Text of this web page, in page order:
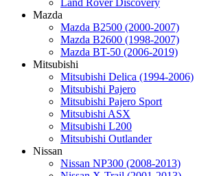
Land Rover Discovery
Mazda
Mazda B2500 (2000-2007)
Mazda B2600 (1998-2007)
Mazda BT-50 (2006-2019)
Mitsubishi
Mitsubishi Delica (1994-2006)
Mitsubishi Pajero
Mitsubishi Pajero Sport
Mitsubishi ASX
Mitsubishi L200
Mitsubishi Outlander
Nissan
Nissan NP300 (2008-2013)